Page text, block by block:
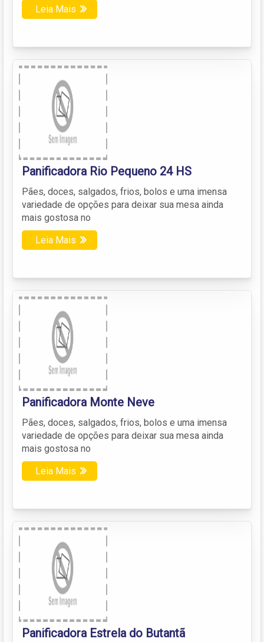
Leia Mais
Panificadora Rio Pequeno 24 HS
Pães, doces, salgados, frios, bolos e uma imensa
variedade de opções para deixar sua mesa ainda
mais gostosa no
Leia Mais
Panificadora Monte Neve
Pães, doces, salgados, frios, bolos e uma imensa
variedade de opções para deixar sua mesa ainda
mais gostosa no
Leia Mais
Panificadora Estrela do Butantã